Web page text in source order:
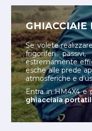
GHIACCIAIE
Se volete
frigoriferi
estremamente
esche alle prede
atmosferiche e
Entra in HM4X4 e
ghiacciaia